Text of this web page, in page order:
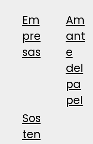
Em
pre
sas
Am
ant
e
del
pa
pel
Sos
ten